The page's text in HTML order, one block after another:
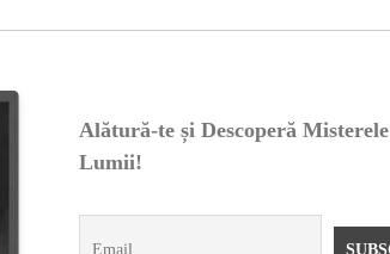
Alătură-te și Descoperă Misterele
Lumii!